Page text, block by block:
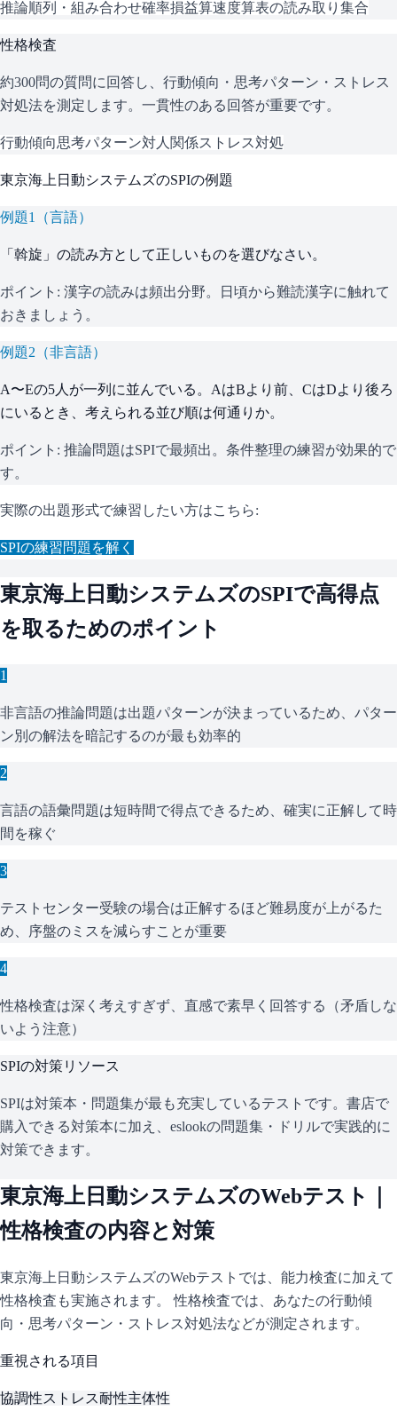
推論順列・組み合わせ確率損益算速度算表の読み取り 集合
性格検査
約300問の質問に回答し、行動傾向・思考パターン・ストレス
対処法を測定します。一貫性のある回答が重要です。
行動傾向思考パターン対人関係ストレス対処
東京海上日動システムズのSPIの例題
例題1 （言語）
「斡旋」の読み方として正しいものを選びなさい。
ポイント: 漢字の読みは頻出分野。日頃から難読漢字に触れて
おきましょう。
例題2 （非言語）
A〜Eの5人が一列に並んでいる。AはBより前、CはDより後ろ
にいるとき、考えられる並び順は何通りか。
ポイント: 推論問題はSPIで最頻出。条件整理の練習が効果的で
す。
実際の出題形式で練習したい方はこちら:
SPIの練習問題を解く
東京海上日動システムズのSPIで高得点
を取るためのポイント
1
非言語の推論問題は出題パターンが決まっているため、パター
ン別の解法を暗記するのが最も効率的
2
言語の語彙問題は短時間で得点できるため、確実に正解して時
間を稼ぐ
3
テストセンター受験の場合は正解するほど難易度が上がるた
め、序盤のミスを減らすことが重要
4
性格検査は深く考えすぎず、直感で素早く回答する（矛盾しな
いよう注意）
SPIの対策リソース
SPIは対策本・問題集が最も充実しているテストです。書店で
購入できる対策本に加え、eslookの問題集・ドリルで実践的に
対策できます。
東京海上日動システムズのWebテスト｜
性格検査の内容と対策
東京海上日動システムズのWebテストでは、能力検査に加えて
性格検査も実施されます。 性格検査では、あなたの行動傾
向・思考パターン・ストレス対処法などが測定されます。
重視される項目
協調性ストレス耐性主体性